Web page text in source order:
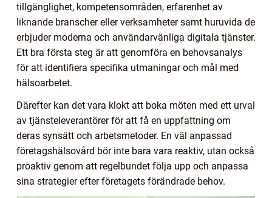
tillgänglighet, kompetensområden, erfarenhet av
liknande branscher eller verksamheter samt huruvida de
erbjuder moderna och användarvänliga digitala tjänster.
Ett bra första steg är att genomföra en behovsanalys
för att identifiera specifika utmaningar och mål med
hälsoarbetet.
Därefter kan det vara klokt att boka möten med ett urval
av tjänsteleverantörer för att få en uppfattning om
deras synsätt och arbetsmetoder. En väl anpassad
företagshälsovård bör inte bara vara reaktiv, utan också
proaktiv genom att regelbundet följa upp och anpassa
sina strategier efter företagets förändrade behov.